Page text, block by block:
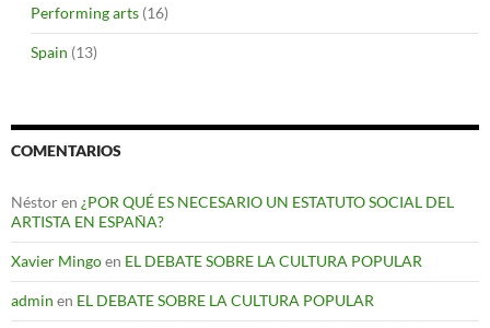
Performing arts (16)
Spain (13)
COMENTARIOS
Néstoren ¿POR QUÉ ES NECESARIO UN ESTATUTO SOCIAL DEL
ARTISTA EN ESPAÑA?
Xavier Mingoen EL DEBATE SOBRE LA CULTURA POPULAR
admin en EL DEBATE SOBRE LA CULTURA POPULAR